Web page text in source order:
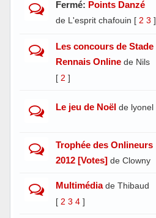
Fermé: Points Danzé
de L'esprit chafouin [ 2 3 ]
Les concours de Stade
Rennais Online de Nils
[ 2 ]
Le jeu de Noël de lyonel
Trophée des Onlineurs
2012 [Votes] de Clowny
Multimédia de Thibaud
[ 2 3 4]